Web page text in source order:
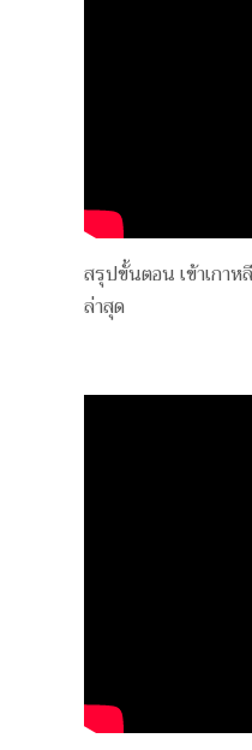
สรุปขั้นตอน เข้าเกาห
ล่าสุด